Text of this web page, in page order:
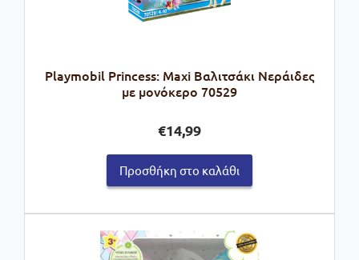
Playmobil Princess: Maxi Βαλιτσάκι Νεράιδες
με μονόκερο 70529
€14,99
Προσθήκη στο καλάθι